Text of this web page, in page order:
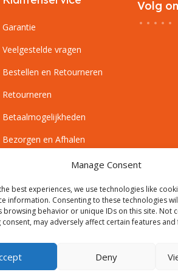
Manage Consent
best experiences, we use technologies like
information. Consenting to these technologies
browsing behavior or unique IDs on this site. Not
may adversely affect certain features and
Deny
Garantie
Veelgestelde vragen
Bestellen en Retourneren
Retourneren
Betaalmogelijkheden
Bezorgen en Afhalen
Leveringsvoorwaarden
Montagevoorwaarden
Inmeetservice Voorwaarden
Volg